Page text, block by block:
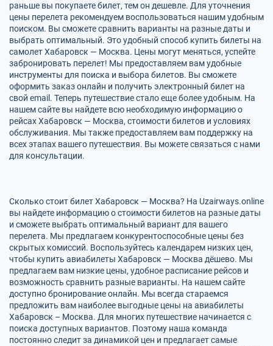
раньше вы покупаете билет, тем он дешевле. Для уточнения
цены перелета рекомендуем воспользоваться нашим удобным
поиском. Вы сможете сравнить варианты на разные даты и
выбрать оптимальный. Это удобный способ купить билеты на
самолет Хабаровск — Москва. Цены могут меняться, успейте
забронировать перелет! Мы предоставляем вам удобные
инструменты для поиска и выбора билетов. Вы сможете
оформить заказ онлайн и получить электронный билет на
свой email. Теперь путешествие стало еще более удобным. На
нашем сайте вы найдете всю необходимую информацию о
рейсах Хабаровск — Москва, стоимости билетов и условиях
обслуживания. Мы также предоставляем вам поддержку на
всех этапах вашего путешествия. Вы можете связаться с нами
для консультации.
Сколько стоит билет Хабаровск — Москва? На Uzairways.online
вы найдете информацию о стоимости билетов на разные даты
и сможете выбрать оптимальный вариант для вашего
перелета. Мы предлагаем конкурентоспособные цены без
скрытых комиссий. Воспользуйтесь календарем низких цен,
чтобы купить авиабилеты Хабаровск — Москва дёшево. Мы
предлагаем вам низкие цены, удобное расписание рейсов и
возможность сравнить разные варианты. На нашем сайте
доступно бронирование онлайн. Мы всегда стараемся
предложить вам наиболее выгодные цены на авиабилеты
Хабаровск – Москва. Для многих путешествие начинается с
поиска доступных вариантов. Поэтому наша команда
постоянно следит за динамикой цен и предлагает самые